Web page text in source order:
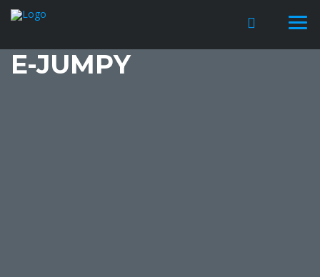
E-JUMPY